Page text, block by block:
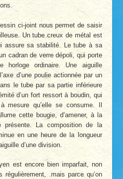
ci-joint nous permet de saisir
Un tube creux de métal est
assure sa stabilité. Le tube à sa
cadran de verre dépoli, qui porte
horloge ordinaire. Une aiguille
d’une poulie actionnée par un
le tube par sa partie inférieure
d’un fort ressort à boudin, qui
mesure qu’elle se consume. Il
cette bougie, d’amener, à la
présente. La composition de la
en une heure de la longueur
d’une division.
est encore bien imparfait, non
régulièrement, .mais parce qu’on